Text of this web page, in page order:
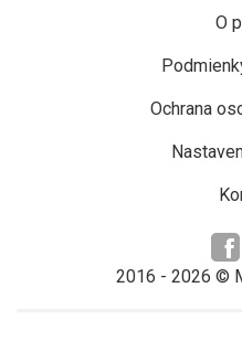
O
Ochrana
2016 - 2026 ©